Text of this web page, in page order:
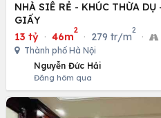
NHÀ SIÊ RẺ - KHÚC THỪA DỤ
GIẤY
13 tỷ · 46m
2
· 279 tr/m
2
·
Thành phố Hà Nội
Nguyễn Đức Hải
Đăng hôm qua